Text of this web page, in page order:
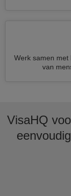
Werk samen met
van
VisaHQ